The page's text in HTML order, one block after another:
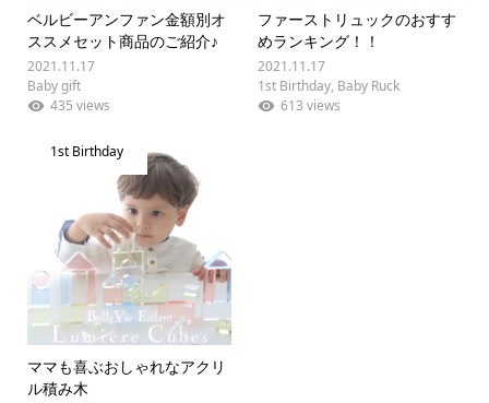
ベルビーアンファン金額別オ
ススメセット商品のご紹介♪
2021.11.17
Baby gift
435 views
ファーストリュックのおすす
めランキング！！
2021.11.17
1st Birthday, Baby Ruck
613 views
1st Birthday
ママも喜ぶおしゃれなアクリ
ル積み木